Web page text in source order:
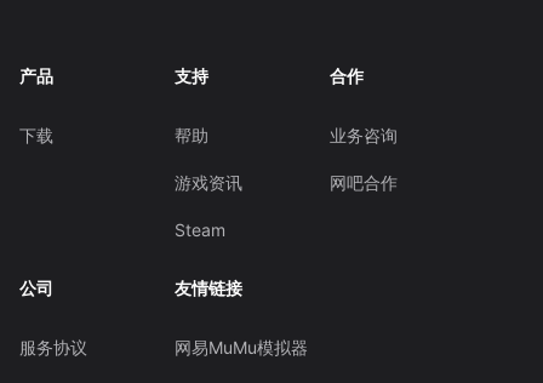
产品
下载
支持
帮助
游戏资讯
Steam
合作
业务咨询
网吧合作
公司
服务协议
友情链接
网易MuMu模拟器